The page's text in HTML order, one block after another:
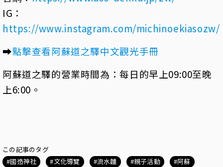
IG：
https://www.instagram.com/michinoekiasozw/
➡️點擊查看阿蘇道之驛中文觀光手冊
阿蘇道之驛的營業時間為：每日的早上09:00至晚
上6:00。
この記事のタグ
國造神社
文化導覽 流水麵 親子活動 阿蘇